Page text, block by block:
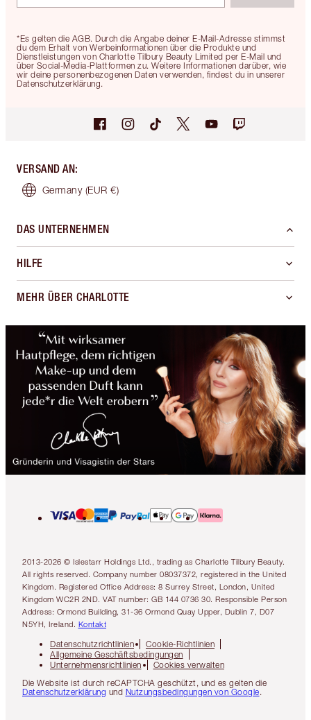
*Es gelten die AGB. Durch die Angabe deiner E-Mail-Adresse stimmst
du dem Erhalt von Werbeinformationen über die Produkte und
Dienstleistungen von Charlotte Tilbury Beauty Limited per E-Mail und
über Social-Media-Plattformen zu. Weitere Informationen darüber, wie
wir deine personenbezogenen Daten verwenden, findest du in unserer
Datenschutzerklärung.
VERSAND AN:
Germany (EUR €)
DAS UNTERNEHMEN
HILFE
MEHR ÜBER CHARLOTTE
2013-2026 © Islestarr Holdings Ltd., trading as Charlotte Tilbury Beauty.
All rights reserved. Company number 08037372, registered in the United
Kingdom. Registered Office Address: 8 Surrey Street, London, United
Kingdom WC2R 2ND. VAT number: GB 144 0736 30. Responsible Person
Address: Ormond Building, 31-36 Ormond Quay Upper, Dublin 7, D07
N5YH, Ireland. Kontakt
Datenschutzrichtlinien
Cookie-Richtlinien
Allgemeine Geschäftsbedingungen
Unternehmensrichtlinien
Cookies verwalten
Die Website ist durch reCAPTCHA geschützt, und es gelten die
Datenschutzerklärung und Nutzungsbedingungen von Google.